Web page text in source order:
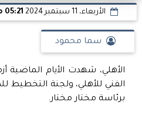
الأربعاء، 11 سبتمبر 2024 05:21 مـ
سما محمود
الأهلي، شهدت الأيام الماضية
الفني للأهلي، ولجنة التخطيط
برئاسة مختار مختار.